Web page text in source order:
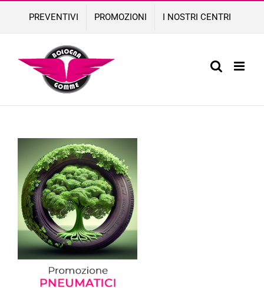
content
PREVENTIVI PROMOZIONI I NOSTRI CENTRI